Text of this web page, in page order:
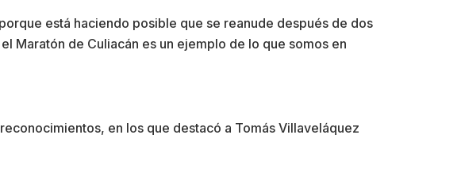
está haciendo posible que se reanude después de dos
Maratón de Culiacán es un ejemplo de lo que somos en
en los que destacó a Tomás Villaveláquez